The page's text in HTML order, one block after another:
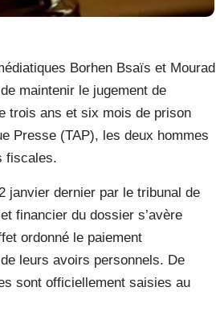
Borhen Bsaïs et Mourad
maintenir le jugement de
trois ans et six mois de prison
Presse (TAP), les deux hommes
fiscales.
janvier dernier par le tribunal de
financier du dossier s’avère
ordonné le paiement
leurs avoirs personnels. De
sont officiellement saisies au